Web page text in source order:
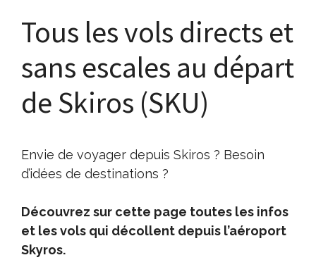
Tous les vols directs et
sans escales au départ
de Skiros (SKU)
Envie de voyager depuis Skiros ? Besoin
d’idées de destinations ?
Découvrez sur cette page toutes les infos
et les vols qui décollent depuis l’aéroport
Skyros.